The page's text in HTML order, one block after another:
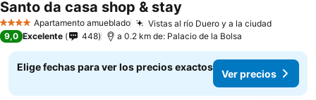
4 EstrellasApartamento amueblado Vistas al río Duero y a la ciudad
Santo da casa shop & stay
9,0 Excelente 448 a 0.2 km de: Palacio de la Bolsa
Elige fechas para ver los precios exactos
Ver precios